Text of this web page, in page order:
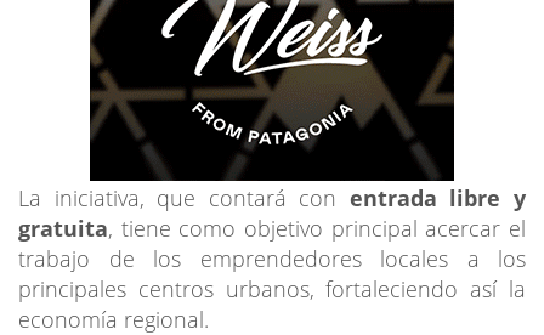
La iniciativa, que contará con entrada libre y
gratuita, tiene como objetivo principal acercar el
trabajo de los emprendedores locales a los
principales centros urbanos, fortaleciendo así la
economía regional.